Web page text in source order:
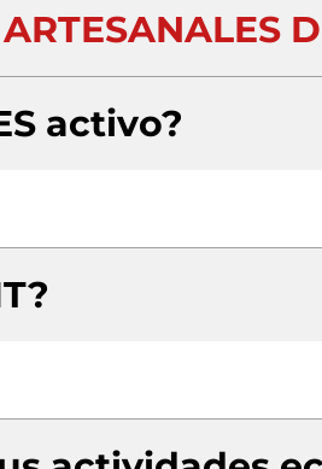
activo?